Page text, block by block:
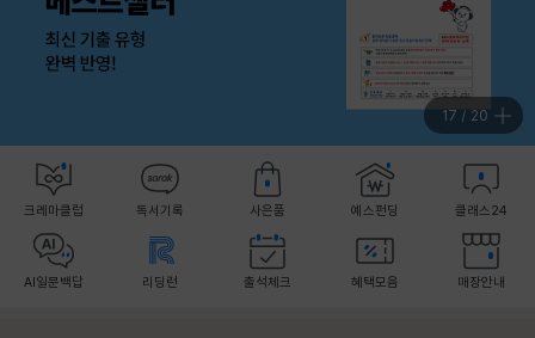
18 / 20
크레마클럽 독서기록 사은품 예스펀딩 클래스24
AI일문백답 리딩런 출석체크 혜택모음 매장안내